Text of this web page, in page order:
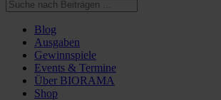
Blog
Ausgaben
Gewinnspiele
Events & Termine
Über BIORAMA
Shop